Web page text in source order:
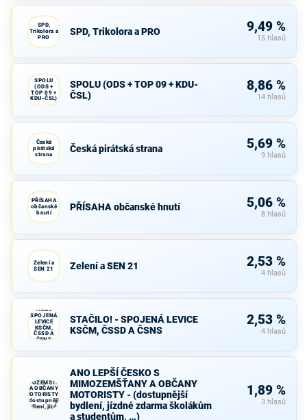
SPD,
Trikolora a
PRO
SPD, Trikolora a PRO 9,49 %
15 hlasů
SPOLU
(ODS +
TOP 09 +
KDU-ČSL)
SPOLU (ODS + TOP 09 + KDU-
ČSL)
8,86 %
14 hlasů
Česká
pirátská
strana
Česká pirátská strana 5,69 %
9 hlasů
PŘÍSAHA
občanské
hnutí
PŘÍSAHA občanské hnutí 5,06 %
8 hlasů
Zelení a
SEN 21
Zelení a SEN 21 2,53 %
4 hlasů
STAČILO! -
SPOJENÁ
LEVICE
KSČM,
ČSSD A
ČSNS
STAČILO! - SPOJENÁ LEVICE
KSČM, ČSSD A ČSNS
2,53 %
4 hlasů
MIMOZEMŠŤANY
A OBČANY
MOTORISTY -
(dostupnější
bydlení, jízdné
zdarma školákům
ANO LEPŠÍ ČESKO S
MIMOZEMŠŤANY A OBČANY
MOTORISTY - (dostupnější
bydlení, jízdné zdarma školákům
a studentům, …)
1,89 %
3 hlasů